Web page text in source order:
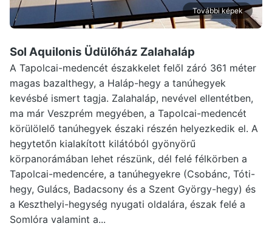
További képek
Sol Aquilonis Üdülőház Zalahaláp
A Tapolcai-medencét északkelet felől záró 361 méter
magas bazalthegy, a Haláp-hegy a tanúhegyek
kevésbé ismert tagja. Zalahaláp, nevével ellentétben,
ma már Veszprém megyében, a Tapolcai-medencét
körülölelő tanúhegyek északi részén helyezkedik el. A
hegytetőn kialakított kilátóból gyönyörű
körpanorámában lehet részünk, dél felé félkörben a
Tapolcai-medencére, a tanúhegyekre (Csobánc, Tóti-
hegy, Gulács, Badacsony és a Szent György-hegy) és
a Keszthelyi-hegység nyugati oldalára, észak felé a
Somlóra valamint a...